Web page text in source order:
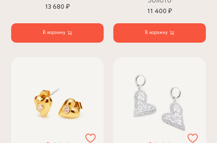
13 680 ₽
В корзину
11 400 ₽
В корзину